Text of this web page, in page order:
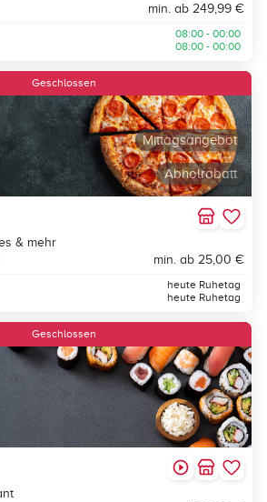
min. ab 249,99 €
08:00 - 00:00
08:00 - 00:00
Abholrabatt
Mittagsangebot
Geschlossen
& mehr
min. ab 25,00 €
heute Ruhetag
heute Ruhetag
Geschlossen